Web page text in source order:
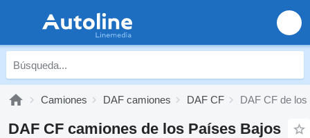
Camiones DAF camiones DAF CF DAF CF de
DAF CF camiones de los Países Bajos